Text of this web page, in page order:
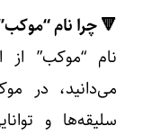
🔻 چرا نام
نام “موکب” از
می‌دانید، در
سلیقه‌ها و